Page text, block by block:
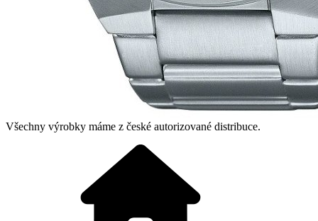
Všechny výrobky máme z české autorizované distribuce.